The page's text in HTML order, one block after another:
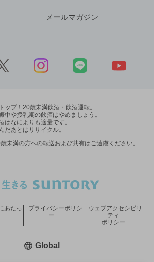
メールマガジン
ップ！20歳未満飲酒・飲酒運転。
中や授乳期の飲酒はやめましょう。
はなによりも適量です。
だあとはリサイクル。
未満の方への転送および共有はご遠慮ください。
あたっ
プライバシーポリシ
ー
ウェブアクセシビリ
ティ
ポリシー
Global新しいウィンドウで開く